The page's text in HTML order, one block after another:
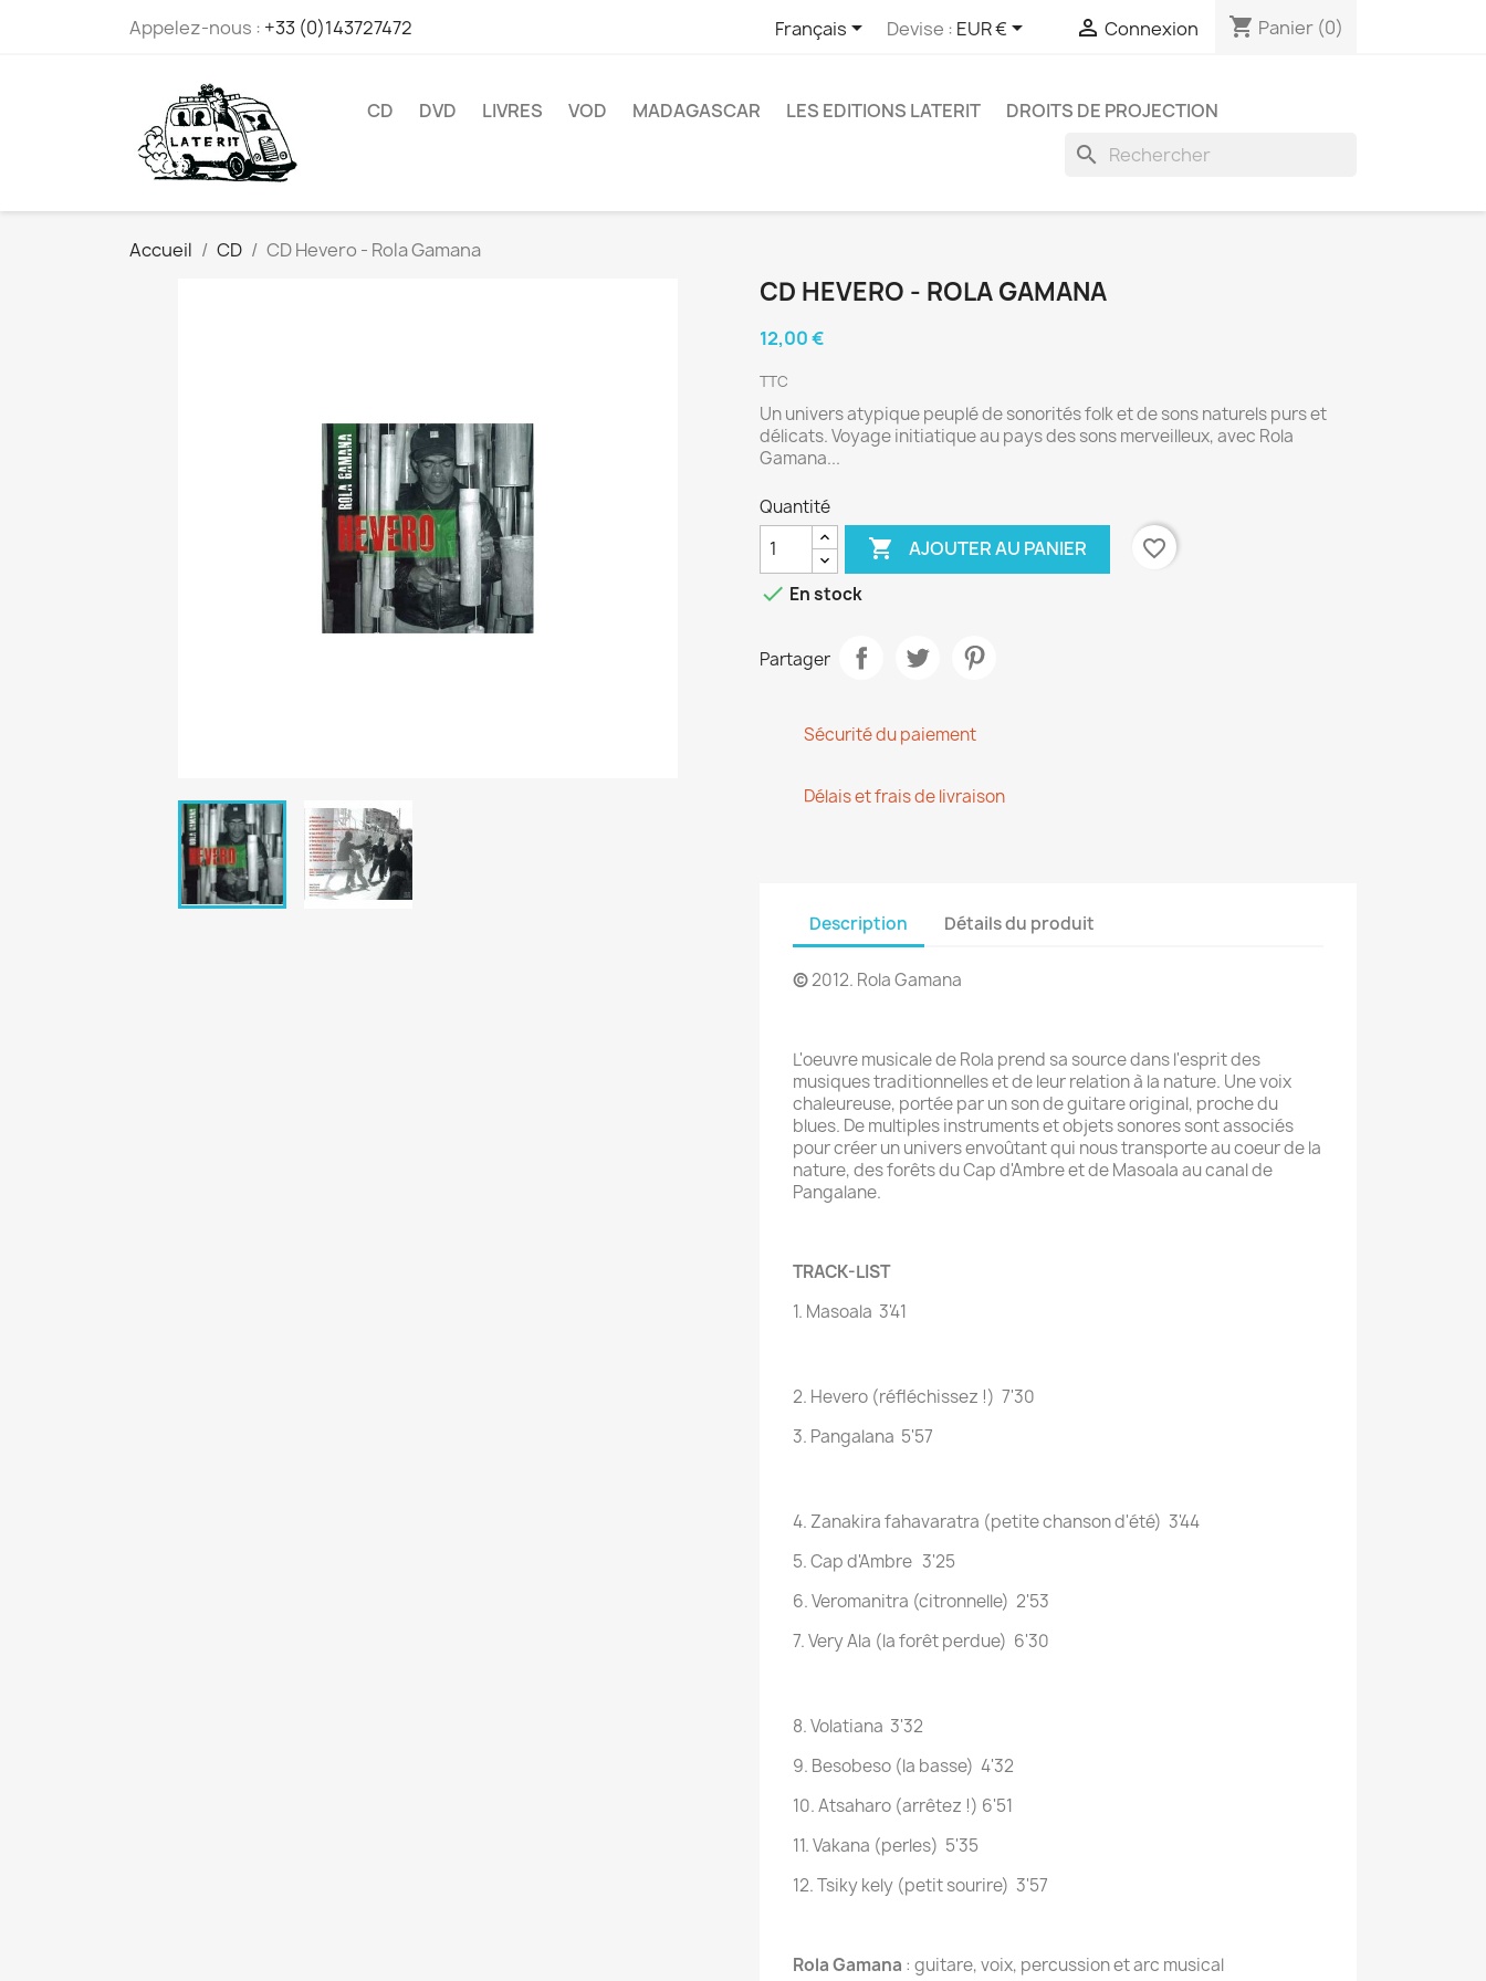
Appelez-nous : +33 (0)143727472 Français Devise : EUR €  Connexion shopping_cart Panier (0)
CD DVD LIVRES VOD MADAGASCAR LES EDITIONS LATERIT DROITS DE PROJECTION
search
Accueil CD CD Hevero - Rola Gamana
CD HEVERO - ROLA GAMANA
12,00 €
TTC
Un univers atypique peuplé de sonorités folk et de sons naturels purs et
délicats. Voyage initiatique au pays des sons merveilleux, avec Rola
Gamana...
Quantité
 AJOUTER AU PANIER
favorite_border
 En stock
Partager
Sécurité du paiement
Délais et frais de livraison
Description Détails du produit
©2012. Rola Gamana
L'oeuvre musicale de Rola prend sa source dans l'esprit des
musiques traditionnelles et de leur relation à la nature. Une voix
chaleureuse, portée par un son de guitare original, proche du
blues. De multiples instruments et objets sonores sont associés
pour créer un univers envoûtant qui nous transporte au coeur de la
nature, des forêts du Cap d'Ambre et de Masoala au canal de
Pangalane.
TRACK-LIST
1. Masoala 3'41
2. Hevero (réfléchissez !) 7'30
3. Pangalana 5'57
4. Zanakira fahavaratra (petite chanson d'été) 3'44
5. Cap d'Ambre 3'25
6. Veromanitra (citronnelle) 2'53
7. Very Ala (la forêt perdue) 6'30
8. Volatiana 3'32
9. Besobeso (la basse) 4'32
10. Atsaharo (arrêtez !) 6'51
11. Vakana (perles) 5'35
12. Tsiky kely (petit sourire) 3'57
Rola Gamana : guitare, voix, percussion et arc musical